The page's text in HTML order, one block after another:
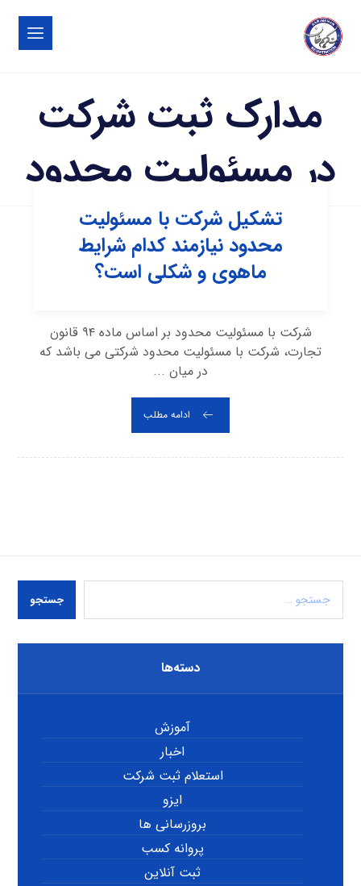
مدارک ثبت شرکت
در مسئولیت محدود
تشکیل شرکت با مسئولیت
محدود نیازمند کدام شرایط
ماهوی و شکلی است؟
شرکت با مسئولیت محدود بر اساس ماده ۹۴ قانون
تجارت، شرکت با مسئولیت محدود شرکتی می باشد که
در میان ...
ادامه مطلب
جستجو
دسته‌ها
آموزش
اخبار
استعلام ثبت شرکت
ایزو
بروزرسانی ها
پروانه کسب
ثبت آنلاین